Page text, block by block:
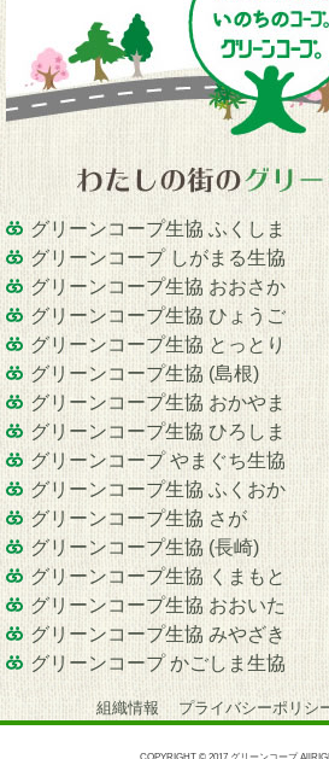
グリーンコープ生協 ふくしま
グリーンコープ しがまる生協
グリーンコープ生協 おおさか
グリーンコープ生協 ひょうご
グリーンコープ生協 とっとり
グリーンコープ生協 (島根)
グリーンコープ生協 おかやま
グリーンコープ生協 ひろしま
グリーンコープ やまぐち生協
グリーンコープ生協 ふくおか
グリーンコープ生協 さが
グリーンコープ生協 (長崎)
グリーンコープ生協 くまもと
グリーンコープ生協 おおいた
グリーンコープ生協 みやざき
グリーンコープ かごしま生協
組織情報 プライバシーポリシ